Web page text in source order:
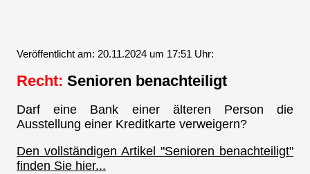
Veröffentlicht am: 20.11.2024 um 17:51 Uhr:
Recht: Senioren benachteiligt
Darf eine Bank einer älteren Person die
Ausstellung einer Kreditkarte verweigern?
Den vollständigen Artikel "Senioren benachteiligt"
finden Sie hier...